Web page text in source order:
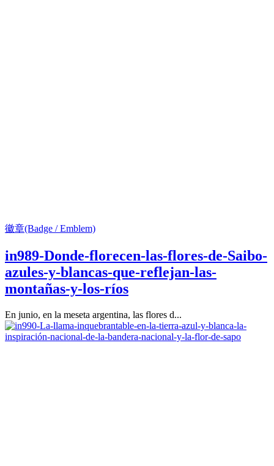
徽章(Badge / Emblem)
in989-Donde-florecen-las-flores-de-Saibo-
azules-y-blancas-que-reflejan-las-
montañas-y-los-ríos
En junio, en la meseta argentina, las flores d...